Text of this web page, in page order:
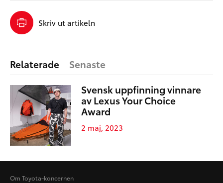
Skriv ut artikeln
Relaterade
Senaste
Svensk uppfinning vinnare
av Lexus Your Choice
Award
2 maj, 2023
Om Toyota-koncernen